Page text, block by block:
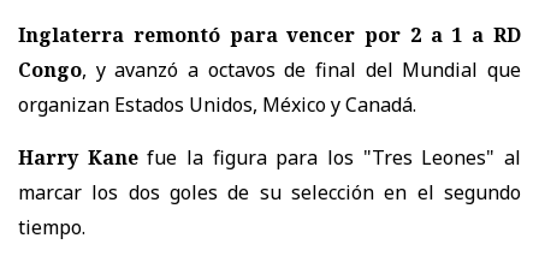
Inglaterra remontó para vencer por 2 a 1 a RD
Congo, y avanzó a octavos de final del Mundial que
organizan Estados Unidos, México y Canadá.
Harry Kanefue la figura para los "Tres Leones" al
marcar los dos goles de su selección en el segundo
tiempo.